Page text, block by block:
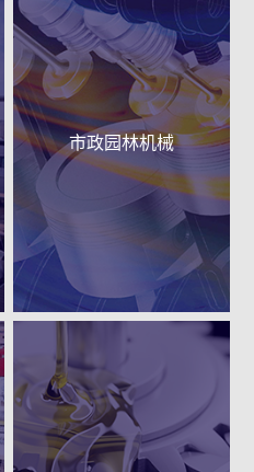
市政园林机械